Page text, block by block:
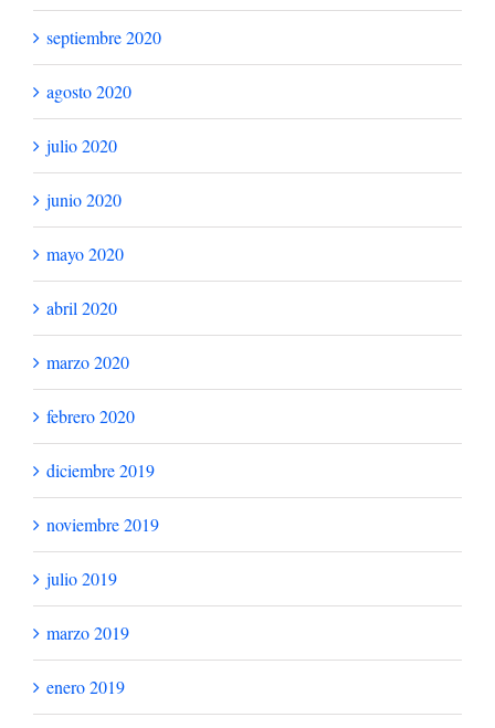
octubre 2021
agosto 2021
julio 2021
junio 2021
mayo 2021
abril 2021
marzo 2021
febrero 2021
enero 2021
diciembre 2020
noviembre 2020
octubre 2020
septiembre 2020